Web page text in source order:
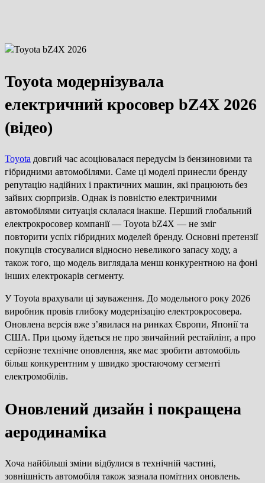
Toyota модернізувала
електричний кросовер bZ4X 2026
(відео)
Toyota довгий час асоціювалася передусім із бензиновими та
гібридними автомобілями. Саме ці моделі принесли бренду
репутацію надійних і практичних машин, які працюють без
зайвих сюрпризів. Однак із повністю електричними
автомобілями ситуація склалася інакше. Перший глобальний
електрокросовер компанії — Toyota bZ4X — не зміг
повторити успіх гібридних моделей бренду. Основні претензії
покупців стосувалися відносно невеликого запасу ходу, а
також того, що модель виглядала менш конкурентною на фоні
інших електрокарів сегменту.
У Toyota врахували ці зауваження. До модельного року 2026
виробник провів глибоку модернізацію електрокросовера.
Оновлена версія вже з’явилася на ринках Європи, Японії та
США. При цьому йдеться не про звичайний рестайлінг, а про
серйозне технічне оновлення, яке має зробити автомобіль
більш конкурентним у швидко зростаючому сегменті
електромобілів.
Оновлений дизайн і покращена
аеродинаміка
Хоча найбільші зміни відбулися в технічній частині,
зовнішність автомобіля також зазнала помітних оновлень.